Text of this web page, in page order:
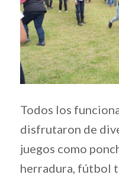
Todos los
disfrutaron de
juegos como
herradura, fútbol